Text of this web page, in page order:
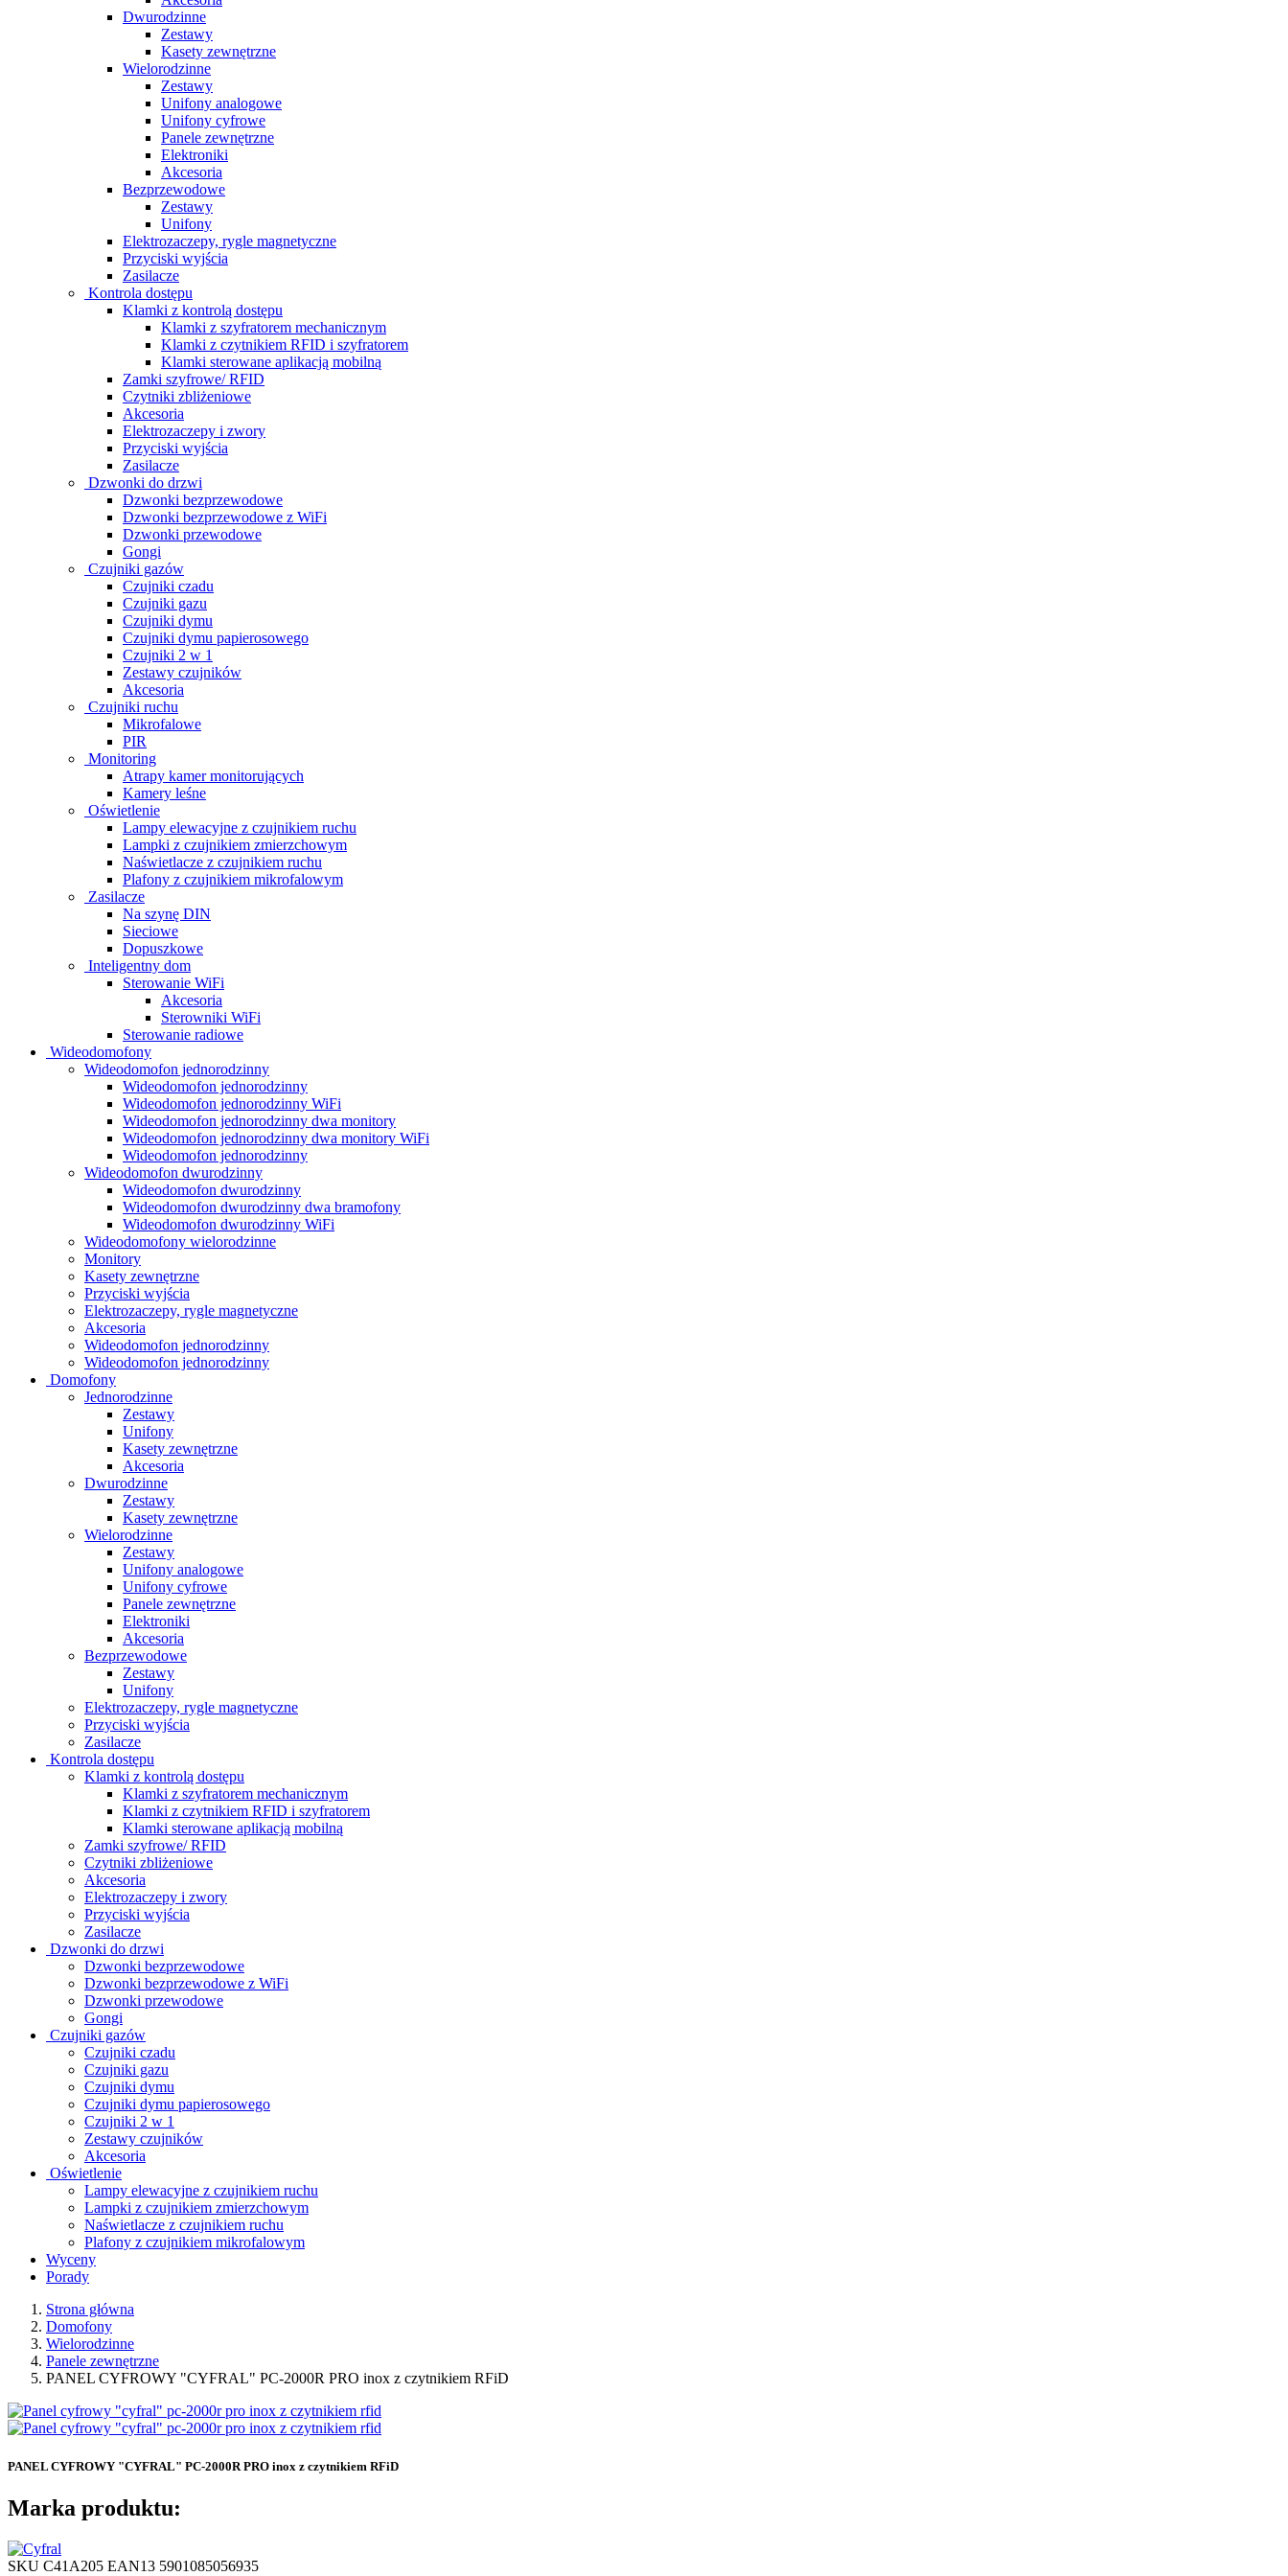
Dwurodzinne
Zestawy
Kasety zewnętrzne
Wielorodzinne
Zestawy
Unifony analogowe
Unifony cyfrowe
Panele zewnętrzne
Elektroniki
Akcesoria
Bezprzewodowe
Zestawy
Unifony
Elektrozaczepy, rygle magnetyczne
Przyciski wyjścia
Zasilacze
Kontrola dostępu
Klamki z kontrolą dostępu
Klamki z szyfratorem mechanicznym
Klamki z czytnikiem RFID i szyfratorem
Klamki sterowane aplikacją mobilną
Zamki szyfrowe/ RFID
Czytniki zbliżeniowe
Akcesoria
Elektrozaczepy i zwory
Przyciski wyjścia
Zasilacze
Dzwonki do drzwi
Dzwonki bezprzewodowe
Dzwonki bezprzewodowe z WiFi
Dzwonki przewodowe
Gongi
Czujniki gazów
Czujniki czadu
Czujniki gazu
Czujniki dymu
Czujniki dymu papierosowego
Czujniki 2 w 1
Zestawy czujników
Akcesoria
Czujniki ruchu
Mikrofalowe
PIR
Monitoring
Atrapy kamer monitorujących
Kamery leśne
Oświetlenie
Lampy elewacyjne z czujnikiem ruchu
Lampki z czujnikiem zmierzchowym
Naświetlacze z czujnikiem ruchu
Plafony z czujnikiem mikrofalowym
Zasilacze
Na szynę DIN
Sieciowe
Dopuszkowe
Inteligentny dom
Sterowanie WiFi
Akcesoria
Sterowniki WiFi
Sterowanie radiowe
Wideodomofony
Wideodomofon jednorodzinny
Wideodomofon jednorodzinny
Wideodomofon jednorodzinny WiFi
Wideodomofon jednorodzinny dwa monitory
Wideodomofon jednorodzinny dwa monitory WiFi
Wideodomofon jednorodzinny
Wideodomofon dwurodzinny
Wideodomofon dwurodzinny
Wideodomofon dwurodzinny dwa bramofony
Wideodomofon dwurodzinny WiFi
Wideodomofony wielorodzinne
Monitory
Kasety zewnętrzne
Przyciski wyjścia
Elektrozaczepy, rygle magnetyczne
Akcesoria
Wideodomofon jednorodzinny
Wideodomofon jednorodzinny
Domofony
Jednorodzinne
Zestawy
Unifony
Kasety zewnętrzne
Akcesoria
Dwurodzinne
Zestawy
Kasety zewnętrzne
Wielorodzinne
Zestawy
Unifony analogowe
Unifony cyfrowe
Panele zewnętrzne
Elektroniki
Akcesoria
Bezprzewodowe
Zestawy
Unifony
Elektrozaczepy, rygle magnetyczne
Przyciski wyjścia
Zasilacze
Kontrola dostępu
Klamki z kontrolą dostępu
Klamki z szyfratorem mechanicznym
Klamki z czytnikiem RFID i szyfratorem
Klamki sterowane aplikacją mobilną
Zamki szyfrowe/ RFID
Czytniki zbliżeniowe
Akcesoria
Elektrozaczepy i zwory
Przyciski wyjścia
Zasilacze
Dzwonki do drzwi
Dzwonki bezprzewodowe
Dzwonki bezprzewodowe z WiFi
Dzwonki przewodowe
Gongi
Czujniki gazów
Czujniki czadu
Czujniki gazu
Czujniki dymu
Czujniki dymu papierosowego
Czujniki 2 w 1
Zestawy czujników
Akcesoria
Oświetlenie
Lampy elewacyjne z czujnikiem ruchu
Lampki z czujnikiem zmierzchowym
Naświetlacze z czujnikiem ruchu
Plafony z czujnikiem mikrofalowym
Wyceny
Porady
Strona główna
Domofony
Wielorodzinne
Panele zewnętrzne
PANEL CYFROWY "CYFRAL" PC-2000R PRO inox z czytnikiem RFiD
PANEL CYFROWY "CYFRAL" PC-2000R PRO inox z czytnikiem RFiD
Marka produktu:
SKU C41A205 EAN13 5901085056935